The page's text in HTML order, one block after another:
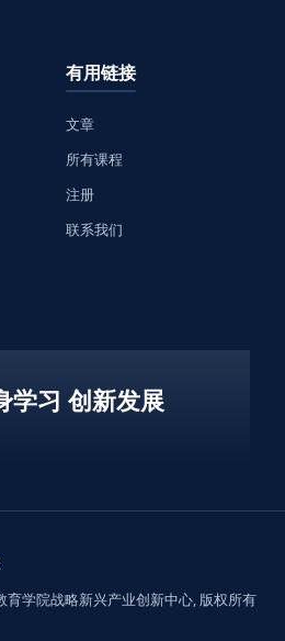
有用链接
文章
所有课程
注册
联系我们
学习 创新发展
学院战略新兴产业创新中心, 版权所有